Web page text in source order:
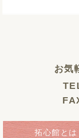
お気
拓心館とは